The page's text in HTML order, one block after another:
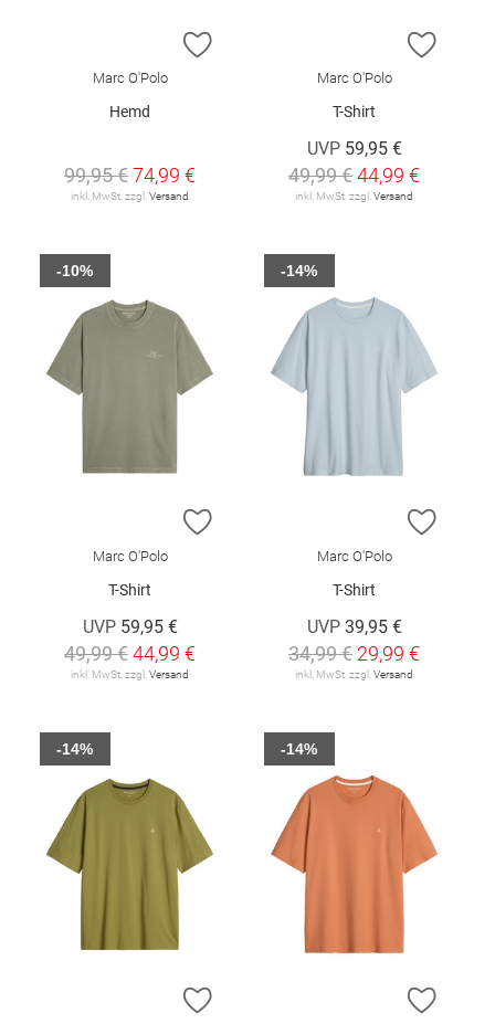
ZUR WUNSCHLISTE HINZUFÜGEN
Marc O'Polo
Hemd
99,95 €74,99 €
inkl. MwSt. zzgl. Versand
ZUR
Marc O'Polo
T-Shirt
UVP 59,95 €
49,99 €44,99 €
inkl. MwSt. zzgl. Versand
ZUR WUNSCHLISTE HINZUFÜGEN
Marc O'Polo
T-Shirt
UVP 59,95 €
49,99 €44,99 €
inkl. MwSt. zzgl. Versand
-10%
ZUR
Marc O'Polo
T-Shirt
UVP 39,95 €
34,99 € 29,99 €
inkl. MwSt. zzgl. Versand
-14%
ZUR WUNSCHLISTE HINZUFÜGEN
-14%
ZUR
-14%